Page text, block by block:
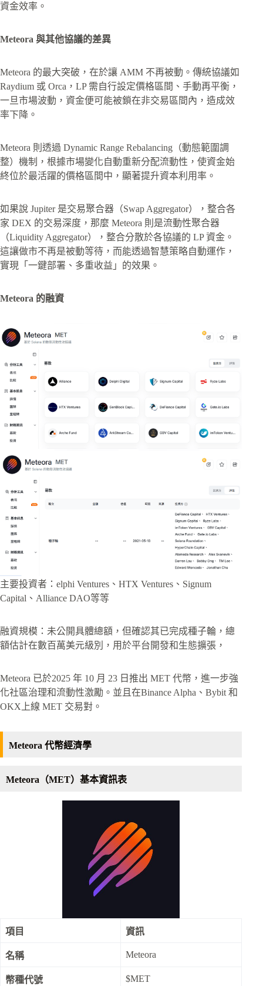
資金效率。
Meteora 與其他協議的差異
Meteora 的最大突破，在於讓 AMM 不再被動。傳統協議如
Raydium 或 Orca，LP 需自行設定價格區間、手動再平衡，
一旦市場波動，資金便可能被鎖在非交易區間內，造成效
率下降。
Meteora 則透過 Dynamic Range Rebalancing（動態範圍調
整）機制，根據市場變化自動重新分配流動性，使資金始
終位於最活躍的價格區間中，顯著提升資本利用率。
如果說 Jupiter 是交易聚合器（Swap Aggregator），整合各
家 DEX 的交易深度，那麼 Meteora 則是流動性聚合器
（Liquidity Aggregator），整合分散於各協議的 LP 資金。
這讓做市不再是被動等待，而能透過智慧策略自動運作，
實現「一鍵部署、多重收益」的效果。
Meteora 的融資
主要投資者：elphi Ventures、HTX Ventures、Signum
Capital、Alliance DAO等等
融資規模：未公開具體總額，但確認其已完成種子輪，總
額估計在數百萬美元級別，用於平台開發和生態擴張，
Meteora 已於2025 年 10 月 23 日推出 MET 代幣，進一步強
化社區治理和流動性激勵。並且在Binance Alpha、Bybit 和
OKX上線 MET 交易對。
Meteora 代幣經濟學
Meteora（MET）基本資訊表
項目 資訊
名稱 Meteora
幣種代號 $MET